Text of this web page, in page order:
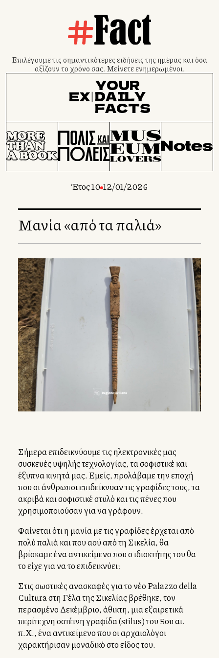
Επιλέγουμε τις σημαντικότερες ειδήσεις της ημέρας και όσα
αξίζουν το χρόνο σας. Μείνετε ενημερωμένοι.
Έτος 10 12/01/2026
Μανία «από τα παλιά»
Σήμερα επιδεικνύουμε τις ηλεκτρονικές μας
συσκευές υψηλής τεχνολογίας, τα σοφιστικέ και
έξυπνα κινητά μας. Εμείς, προλάβαμε την εποχή
που οι άνθρωποι επιδείκνυαν τις γραφίδες τους, τα
ακριβά και σοφιστικέ στυλό και τις πένες που
χρησιμοποιούσαν για να γράφουν.
Φαίνεται ότι η μανία με τις γραφίδες έρχεται από
πολύ παλιά και που αλλού από τη Σικελία, θα
βρίσκαμε ένα αντικείμενο που ο ιδιοκτήτης του θα
το είχε για να το επιδεικνύει;
Στις σωστικές ανασκαφές για το νέο Palazzo della
Cultura στη Γέλα της Σικελίας βρέθηκε, τον
περασμένο Δεκέμβριο, άθικτη, μια εξαιρετικά
περίτεχνη οστέινη γραφίδα (stilus) του 5ου αι.
π.Χ., ένα αντικείμενο που οι αρχαιολόγοι
χαρακτήρισαν μοναδικό στο είδος του.